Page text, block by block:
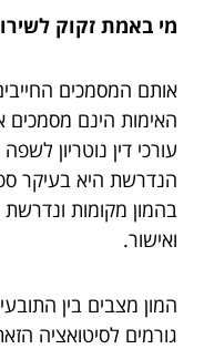
מי באמת זקוק
אותם המסמכים
האימות הינם
עורכי דין נוטריון
הנדרשת היא בעיקר
בהמון מקומות
ואישור.
המון מצבים בין
גורמים לסיטואציה